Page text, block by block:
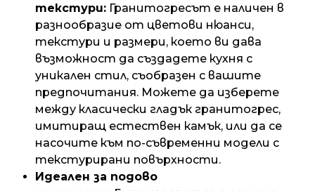
текстури: Гранитогресът е наличен в
разнообразие от цветови нюанси,
текстури и размери, което ви дава
възможност да създадете кухня с
уникален стил, съобразен с вашите
предпочитания. Можете да изберете
между класически гладък гранитогрес,
имитиращ естествен камък, или да се
насочите към по-съвременни модели с
текстурирани повърхности.
Идеален за подово